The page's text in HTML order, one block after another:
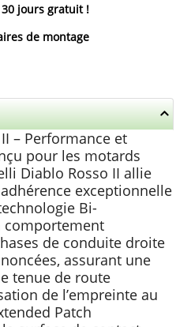
jours gratuit!
de montage
– Performance et
pour les motards
Diablo Rosso II allie
exceptionnelle
Bi-
comportement
de conduite droite
assurant une
tenue de route
de l’empreinte au
Patch